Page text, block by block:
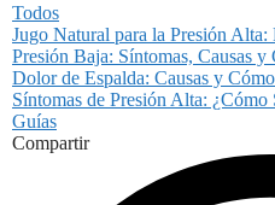
Todos
Jugo Natural para la Presión Alta:
Presión Baja: Síntomas, Causas y
Dolor de Espalda: Causas y
Síntomas de Presión Alta:
Guías
Compartir